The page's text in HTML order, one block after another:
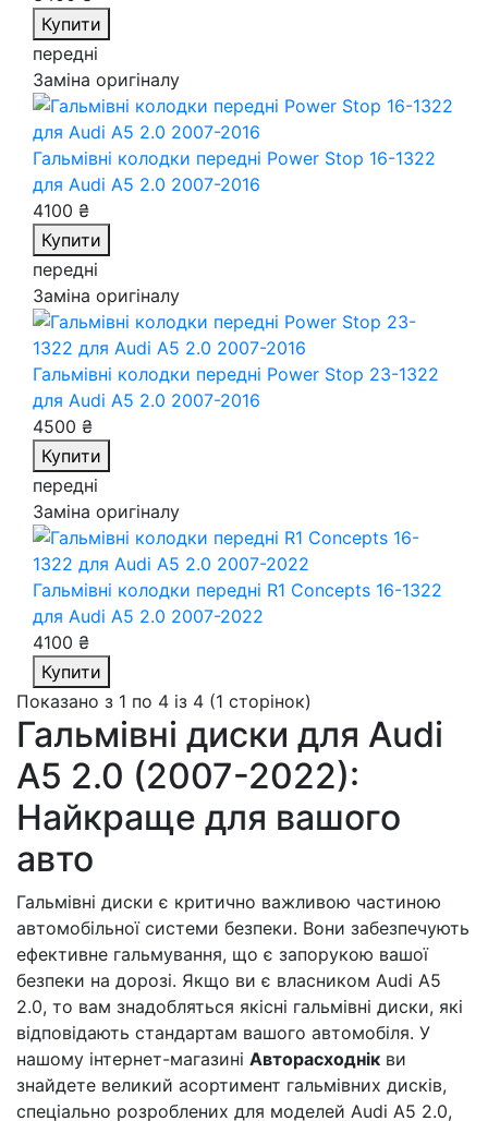
Купити
передні
Заміна оригіналу
Гальмівні колодки передні Power Stop 16-1322
для Audi A5 2.0 2007-2016
4100 ₴
Купити
передні
Заміна оригіналу
Гальмівні колодки передні Power Stop 23-1322
для Audi A5 2.0 2007-2016
4500 ₴
Купити
передні
Заміна оригіналу
Гальмівні колодки передні R1 Concepts 16-1322
для Audi A5 2.0 2007-2022
4100 ₴
Купити
Показано з 1 по 4 із 4 (1 сторінок)
Гальмівні диски для Audi
A5 2.0 (2007-2022):
Найкраще для вашого
авто
Гальмівні диски є критично важливою частиною
автомобільної системи безпеки. Вони забезпечують
ефективне гальмування, що є запорукою вашої
безпеки на дорозі. Якщо ви є власником Audi A5
2.0, то вам знадобляться якісні гальмівні диски, які
відповідають стандартам вашого автомобіля. У
нашому інтернет-магазині Авторасходнік ви
знайдете великий асортимент гальмівних дисків,
спеціально розроблених для моделей Audi A5 2.0,